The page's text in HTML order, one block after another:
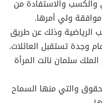
والكسب والاستفادة من
ولي أمرها.
الرياضية وذلك عن طريق
وجدة تستقبل العائلات.
سلمان نالت المرأة
والتي منها السماح